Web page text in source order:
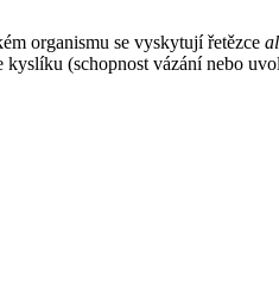
organismu se vyskytují řetězce
kyslíku (schopnost vázání nebo